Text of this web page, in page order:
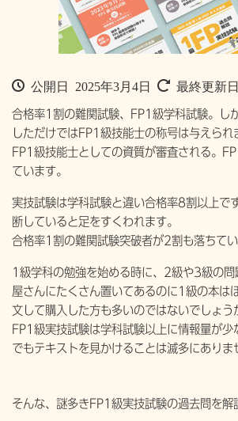
公開日 2025年3月4日 最終更新
合格率1割の難関試験、FP1級学科試験。し
しただけではFP1級技能士の称号は与えられ
FP1級技能士としての資質が審査される。
ています。
実技試験は学科試験と違い合格率8割以上で
断していると足をすくわれます。
合格率1割の難関試験突破者が2割も落ちてい
1級学科の勉強を始める時に、2級や3級の問
屋さんにたくさん置いてあるのに1級の本は
文して購入した方も多いのではないでしょう
FP1級実技試験は学科試験以上に情報量が少
でもテキストを見かけることは滅多にありま
そんな、謎多きFP1級実技試験の過去問を解